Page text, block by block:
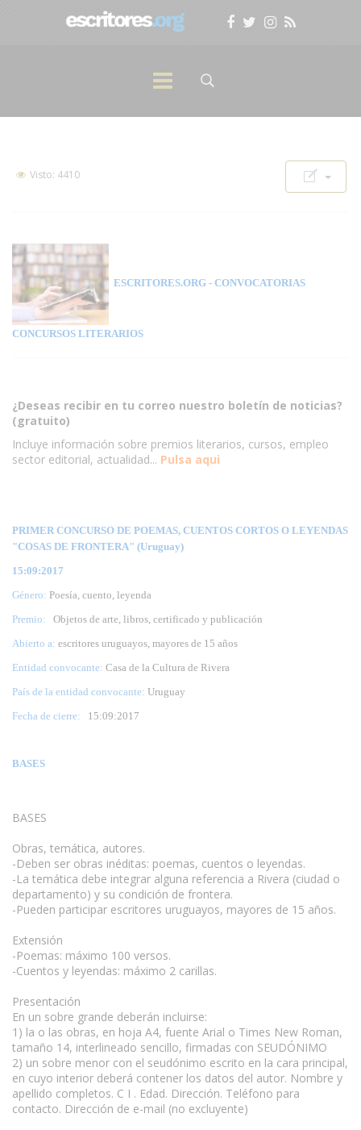
Visto: 4410
ESCRITORES.ORG - CONVOCATORIAS
CONCURSOS LITERARIOS
¿Deseas recibir en tu correo nuestro boletín de noticias?
(gratuito)
Incluye información sobre premios literarios, cursos, empleo
sector editorial, actualidad... Pulsa aqui
PRIMER CONCURSO DE POEMAS, CUENTOS CORTOS O LEYENDAS
"COSAS DE FRONTERA" (Uruguay)
15:09:2017
Género: Poesía, cuento, leyenda
Premio:
Objetos de arte, libros, certificado y publicación
Abierto a: escritores uruguayos, mayores de 15 años
Entidad convocante: Casa de la Cultura de Rivera
País de la entidad convocante: Uruguay
Fecha de cierre: 15:09:2017
BASES
BASES
Obras, temática, autores.
-Deben ser obras inéditas: poemas, cuentos o leyendas.
-La temática debe integrar alguna referencia a Rivera (ciudad o
departamento) y su condición de frontera.
-Pueden participar escritores uruguayos, mayores de 15 años.
Extensión
-Poemas: máximo 100 versos.
-Cuentos y leyendas: máximo 2 carillas.
Presentación
En un sobre grande deberán incluirse:
1) la o las obras, en hoja A4, fuente Arial o Times New Roman,
tamaño 14, interlineado sencillo, firmadas con SEUDÓNIMO
2) un sobre menor con el seudónimo escrito en la cara principal,
en cuyo interior deberá contener los datos del autor. Nombre y
apellido completos. C I . Edad. Dirección. Teléfono para
contacto. Dirección de e-mail (no excluyente)